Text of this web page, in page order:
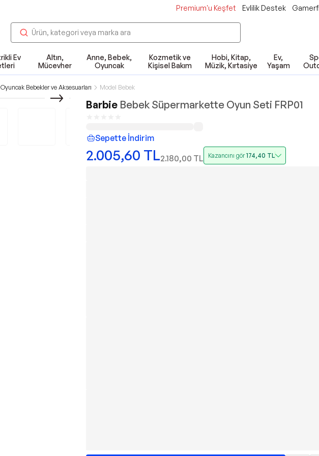
Premium'u Keşfet Evlilik Destek
Ev
Altın,
Mücevher
Anne, Bebek,
Oyuncak
Kozmetik ve
Kişisel Bakım
Hobi, Kitap,
Müzik, Kırtasiye
Ev,
Yaşam
Oyuncak Bebekler ve Aksesuarları Model Bebek
Barbie Bebek Süpermarkette Oyun Seti FRP01
Sepette İndirim
2.005,60 TL2.180,00 TL Kazancını gör174,40 TL